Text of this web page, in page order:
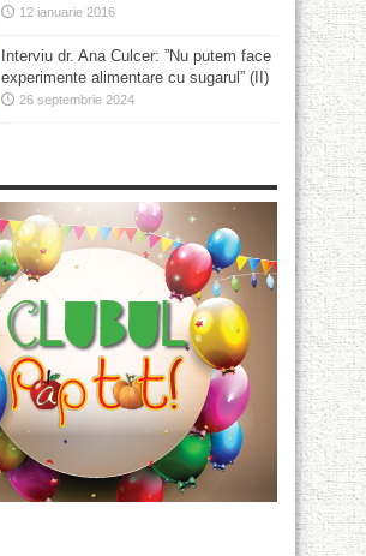
12 ianuarie 2016
Interviu dr. Ana Culcer: ”Nu putem face
experimente alimentare cu sugarul” (II)
26 septembrie 2024